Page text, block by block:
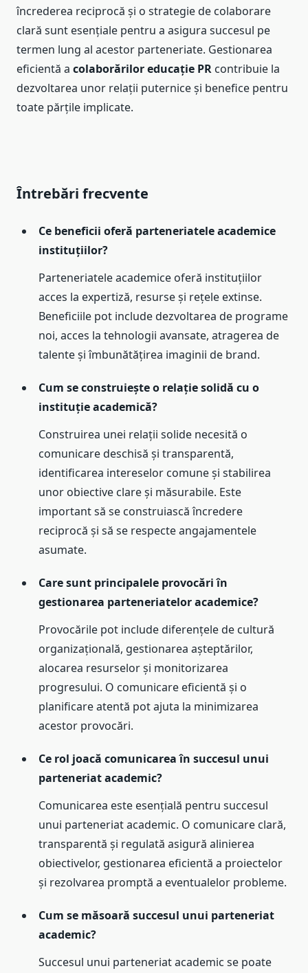
încrederea reciprocă și o strategie de colaborare
clară sunt esențiale pentru a asigura succesul pe
termen lung al acestor parteneriate. Gestionarea
eficientă a colaborărilor educație PR contribuie la
dezvoltarea unor relații puternice și benefice pentru
toate părțile implicate.
Întrebări frecvente
Ce beneficii oferă parteneriatele academice
instituțiilor?
Parteneriatele academice oferă instituțiilor
acces la expertiză, resurse și rețele extinse.
Beneficiile pot include dezvoltarea de programe
noi, acces la tehnologii avansate, atragerea de
talente și îmbunătățirea imaginii de brand.
Cum se construiește o relație solidă cu o
instituție academică?
Construirea unei relații solide necesită o
comunicare deschisă și transparentă,
identificarea intereselor comune și stabilirea
unor obiective clare și măsurabile. Este
important să se construiască încredere
reciprocă și să se respecte angajamentele
asumate.
Care sunt principalele provocări în
gestionarea parteneriatelor academice?
Provocările pot include diferențele de cultură
organizațională, gestionarea așteptărilor,
alocarea resurselor și monitorizarea
progresului. O comunicare eficientă și o
planificare atentă pot ajuta la minimizarea
acestor provocări.
Ce rol joacă comunicarea în succesul unui
parteneriat academic?
Comunicarea este esențială pentru succesul
unui parteneriat academic. O comunicare clară,
transparentă și regulată asigură alinierea
obiectivelor, gestionarea eficientă a proiectelor
și rezolvarea promptă a eventualelor probleme.
Cum se măsoară succesul unui parteneriat
academic?
Succesul unui parteneriat academic se poate